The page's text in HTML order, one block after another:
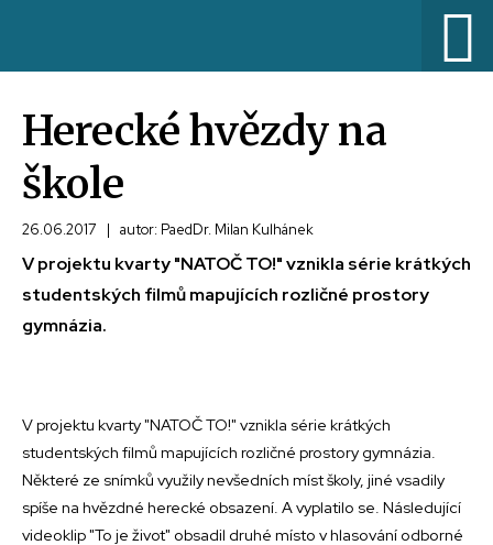
Herecké hvězdy na
škole
26.06.2017 | autor: PaedDr. Milan Kulhánek
V projektu kvarty "NATOČ TO!" vznikla série krátkých
studentských filmů mapujících rozličné prostory
gymnázia.
V projektu kvarty "NATOČ TO!" vznikla série krátkých
studentských filmů mapujících rozličné prostory gymnázia.
Některé ze snímků využily nevšedních míst školy, jiné vsadily
spíše na hvězdné herecké obsazení. A vyplatilo se. Následující
videoklip "To je život" obsadil druhé místo v hlasování odborné